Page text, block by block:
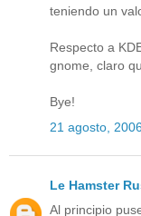
teniendo un
Respecto a
gnome, claro
Bye!
21 agosto,
Le Hamster
Al principio